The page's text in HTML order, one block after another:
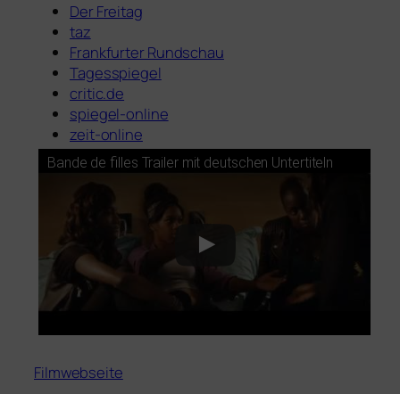
Der Freitag
taz
Frankfurter Rundschau
Tagesspiegel
critic.de
spie­gel-online
zeit-online
Bande de fil­les Trailer mit deut­schen Untertiteln
Filmwebseite